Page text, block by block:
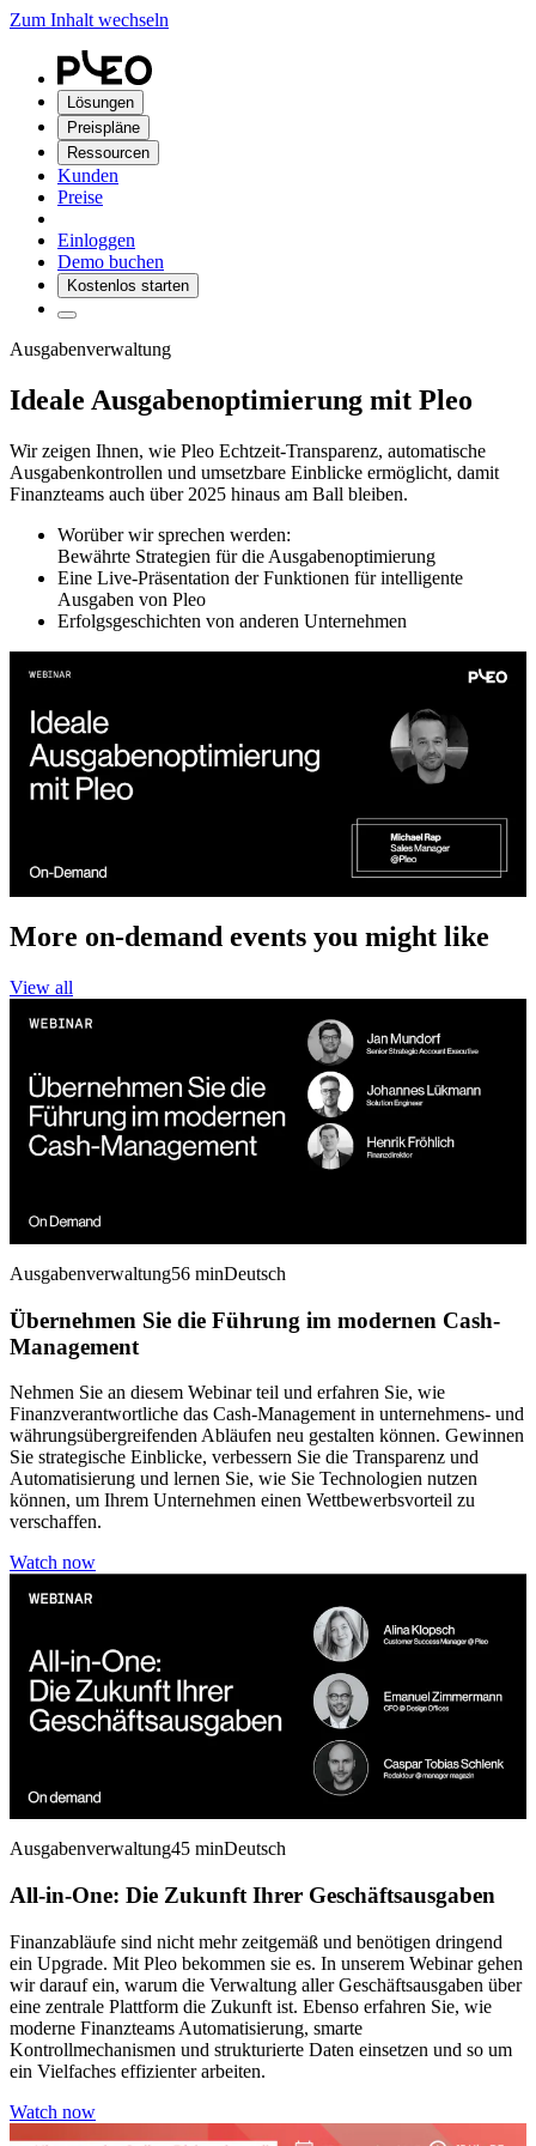
Zum Inhalt wechseln
Lösungen
Preispläne
Ressourcen
Kunden
Preise
Einloggen
Demo buchen
Kostenlos starten
Ausgabenverwaltung
Ideale Ausgabenoptimierung mit Pleo
Wir zeigen Ihnen, wie Pleo Echtzeit-Transparenz, automatische
Ausgabenkontrollen und umsetzbare Einblicke ermöglicht, damit
Finanzteams auch über 2025 hinaus am Ball bleiben.
Worüber wir sprechen werden:
Bewährte Strategien für die Ausgabenoptimierung
Eine Live-Präsentation der Funktionen für intelligente
Ausgaben von Pleo
Erfolgsgeschichten von anderen Unternehmen
More on-demand events you might like
View all
Ausgabenverwaltung56 minDeutsch
Übernehmen Sie die Führung im modernen Cash-
Management
Nehmen Sie an diesem Webinar teil und erfahren Sie, wie
Finanzverantwortliche das Cash-Management in unternehmens- und
währungsübergreifenden Abläufen neu gestalten können. Gewinnen
Sie strategische Einblicke, verbessern Sie die Transparenz und
Automatisierung und lernen Sie, wie Sie Technologien nutzen
können, um Ihrem Unternehmen einen Wettbewerbsvorteil zu
verschaffen.
Watch now
Ausgabenverwaltung45 minDeutsch
All-in-One: Die Zukunft Ihrer Geschäftsausgaben
Finanzabläufe sind nicht mehr zeitgemäß und benötigen dringend
ein Upgrade. Mit Pleo bekommen sie es. In unserem Webinar gehen
wir darauf ein, warum die Verwaltung aller Geschäftsausgaben über
eine zentrale Plattform die Zukunft ist. Ebenso erfahren Sie, wie
moderne Finanzteams Automatisierung, smarte
Kontrollmechanismen und strukturierte Daten einsetzen und so um
ein Vielfaches effizienter arbeiten.
Watch now